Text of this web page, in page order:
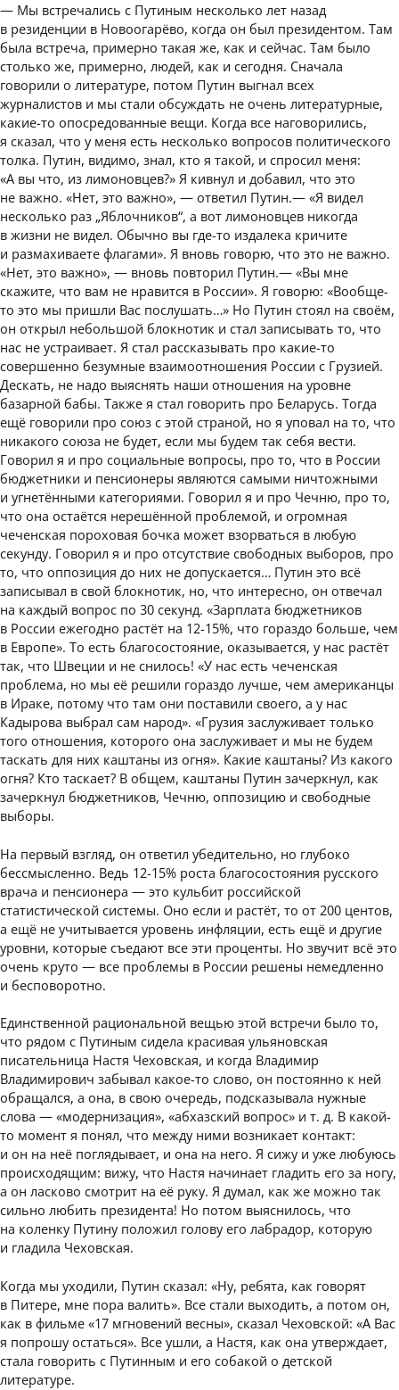
— Мы встречались с Путиным несколько лет назад
в резиденции в Новоогарёво, когда он был президентом. Там
была встреча, примерно такая же, как и сейчас. Там было
столько же, примерно, людей, как и сегодня. Сначала
говорили о литературе, потом Путин выгнал всех
журналистов и мы стали обсуждать не очень литературные,
какие-то опосредованные вещи. Когда все наговорились,
я сказал, что у меня есть несколько вопросов политического
толка. Путин, видимо, знал, кто я такой, и спросил меня:
«А вы что, из лимоновцев?» Я кивнул и добавил, что это
не важно. «Нет, это важно», — ответил Путин.— «Я видел
несколько раз „Яблочников“, а вот лимоновцев никогда
в жизни не видел. Обычно вы где-то издалека кричите
и размахиваете флагами». Я вновь говорю, что это не важно.
«Нет, это важно», — вновь повторил Путин.— «Вы мне
скажите, что вам не нравится в России». Я говорю: «Вообще-
то это мы пришли Вас послушать…» Но Путин стоял на своём,
он открыл небольшой блокнотик и стал записывать то, что
нас не устраивает. Я стал рассказывать про какие-то
совершенно безумные взаимоотношения России с Грузией.
Дескать, не надо выяснять наши отношения на уровне
базарной бабы. Также я стал говорить про Беларусь. Тогда
ещё говорили про союз с этой страной, но я уповал на то, что
никакого союза не будет, если мы будем так себя вести.
Говорил я и про социальные вопросы, про то, что в России
бюджетники и пенсионеры являются самыми ничтожными
и угнетёнными категориями. Говорил я и про Чечню, про то,
что она остаётся нерешённой проблемой, и огромная
чеченская пороховая бочка может взорваться в любую
секунду. Говорил я и про отсутствие свободных выборов, про
то, что оппозиция до них не допускается… Путин это всё
записывал в свой блокнотик, но, что интересно, он отвечал
на каждый вопрос по 30 секунд. «Зарплата бюджетников
в России ежегодно растёт на 12-15%, что гораздо больше, чем
в Европе». То есть благосостояние, оказывается, у нас растёт
так, что Швеции и не снилось! «У нас есть чеченская
проблема, но мы её решили гораздо лучше, чем американцы
в Ираке, потому что там они поставили своего, а у нас
Кадырова выбрал сам народ». «Грузия заслуживает только
того отношения, которого она заслуживает и мы не будем
таскать для них каштаны из огня». Какие каштаны? Из какого
огня? Кто таскает? В общем, каштаны Путин зачеркнул, как
зачеркнул бюджетников, Чечню, оппозицию и свободные
выборы.
На первый взгляд, он ответил убедительно, но глубоко
бессмысленно. Ведь 12-15% роста благосостояния русского
врача и пенсионера — это кульбит российской
статистической системы. Оно если и растёт, то от 200 центов,
а ещё не учитывается уровень инфляции, есть ещё и другие
уровни, которые съедают все эти проценты. Но звучит всё это
очень круто — все проблемы в России решены немедленно
и бесповоротно.
Единственной рациональной вещью этой встречи было то,
что рядом с Путиным сидела красивая ульяновская
писательница Настя Чеховская, и когда Владимир
Владимирович забывал какое-то слово, он постоянно к ней
обращался, а она, в свою очередь, подсказывала нужные
слова — «модернизация», «абхазский вопрос» и т. д. В какой-
то момент я понял, что между ними возникает контакт:
и он на неё поглядывает, и она на него. Я сижу и уже любуюсь
происходящим: вижу, что Настя начинает гладить его за ногу,
а он ласково смотрит на её руку. Я думал, как же можно так
сильно любить президента! Но потом выяснилось, что
на коленку Путину положил голову его лабрадор, которую
и гладила Чеховская.
Когда мы уходили, Путин сказал: «Ну, ребята, как говорят
в Питере, мне пора валить». Все стали выходить, а потом он,
как в фильме «17 мгновений весны», сказал Чеховской: «А Вас
я попрошу остаться». Все ушли, а Настя, как она утверждает,
стала говорить с Путинным и его собакой о детской
литературе.